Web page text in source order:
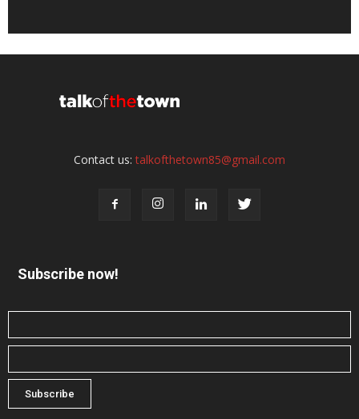
Contact us:talkofthetown85@gmail.com
Subscribe now!